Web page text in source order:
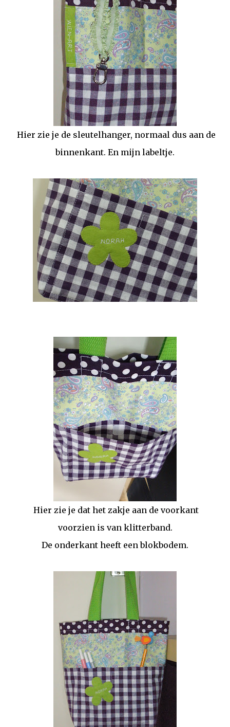
Hier zie je de sleutelhanger, normaal dus aan de
binnenkant. En mijn labeltje.
Hier zie je dat het zakje aan de voorkant
voorzien is van klitterband.
De onderkant heeft een blokbodem.